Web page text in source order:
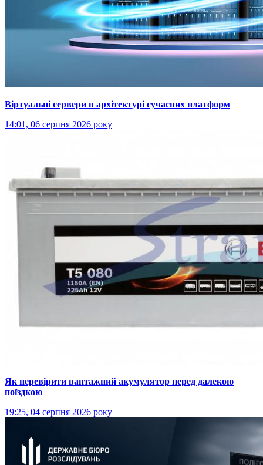
Віртуальні сервери в архітектурі сучасних платформ
14:01, 06 серпня 2026 року
Як перевірити вантажний акумулятор перед далекою
поїздкою
19:25, 04 серпня 2026 року